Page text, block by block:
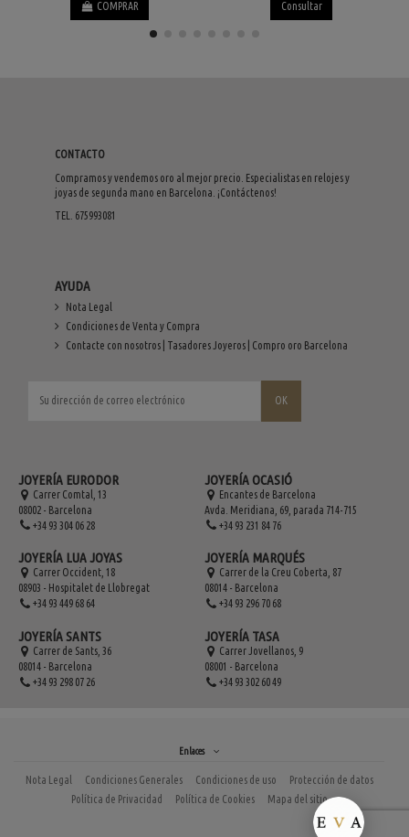
COMPRAR Consultar
CONTACTO
Compramos y vendemos oro al mejor precio. Especialistas en relojes y
joyas de segunda mano en Barcelona. ¡Contáctenos!
TEL. 675993081
AYUDA
Nota Legal
Condiciones de Venta y Compra
Contacte con nosotros | Tasadores Joyeros | Compro oro Barcelona
JOYERÍA EURODOR
Carrer Comtal, 13
08002 - Barcelona
+34 93 304 06 28
JOYERÍA LUA JOYAS
Carrer Occident, 18
08903 - Hospitalet de Llobregat
+34 93 449 68 64
JOYERÍA SANTS
Carrer de Sants, 36
08014 - Barcelona
+34 93 298 07 26
JOYERÍA OCASIÓ
Encantes de Barcelona
Avda. Meridiana, 69, parada 714-715
+34 93 231 84 76
JOYERÍA MARQUÉS
Carrer de la Creu Coberta, 87
08014 - Barcelona
+34 93 296 70 68
JOYERÍA TASA
Carrer Jovellanos, 9
08001 - Barcelona
+34 93 302 60 49
Enlaces
Nota Legal Condiciones Generales Condiciones de uso
Protección de datos
Política de Privacidad
Política de Cookies Mapa del sitio